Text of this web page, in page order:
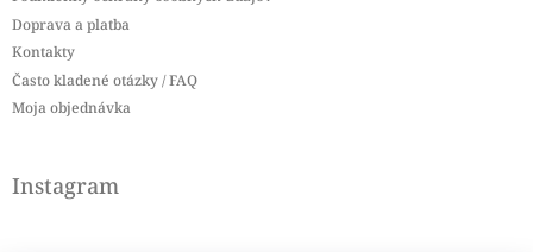
Doprava a platba
Kontakty
Často kladené otázky / FAQ
Moja objednávka
Instagram